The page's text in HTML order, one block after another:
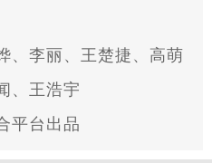
、李丽、王楚捷、高萌
、王浩宇
平台出品